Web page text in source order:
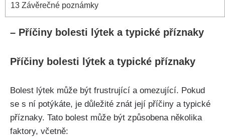
13 Závěrečné poznámky
– Příčiny bolesti lýtek‍ a typické příznaky
Příčiny bolesti lýtek ‌a typické příznaky
Bolest lýtek může být frustrující a omezující. Pokud
se‌ s ní potýkáte, je důležité‍ znát její příčiny⁢ a typické ​
příznaky. Tato bolest může být způsobena několika
faktory,‍ včetně: